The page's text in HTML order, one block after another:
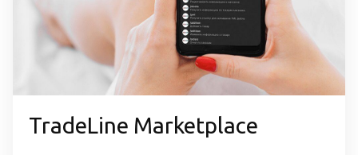
TradeLine Marketplace